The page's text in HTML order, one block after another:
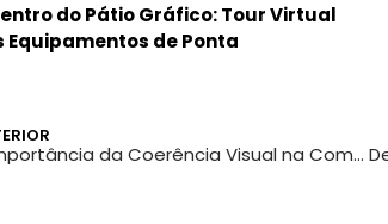
do Pátio Gráfico: Tour Virtual
Equipamentos de Ponta
A Importância da Coerência Visual na Comunicação de Marca